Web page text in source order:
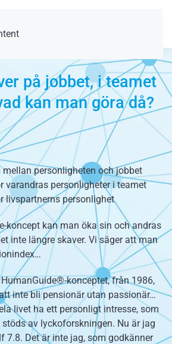
på jobbet, i teamet
kan man göra då?
personligheten och jobbet
varandras personligheter i teamet
livspartnerns personlighet
koncept kan man öka sin och andras
inte längre skaver. Vi säger att man
konceptet, från 1986,
inte bli pensionär utan passionär…
livet ha ett personligt intresse, som
av lyckoforskningen. Nu är jag
7.8. Det är inte jag, som godkänner